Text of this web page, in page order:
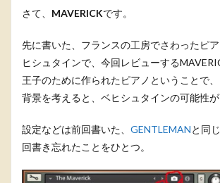
さて、 MAVERICKです。
先に書いた、フランスの工房でさわったピ
ヒシュタインで、今回レビューする
王子のために作られたピアノということで
背景を考えると、ベヒシュタインの可能性が
設定などは前回書いた、 GENTLEMANと同
回書き忘れたことをひとつ。